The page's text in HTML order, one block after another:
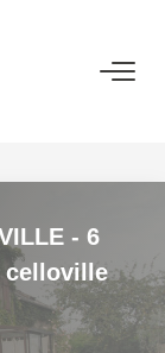
- 6
celloville